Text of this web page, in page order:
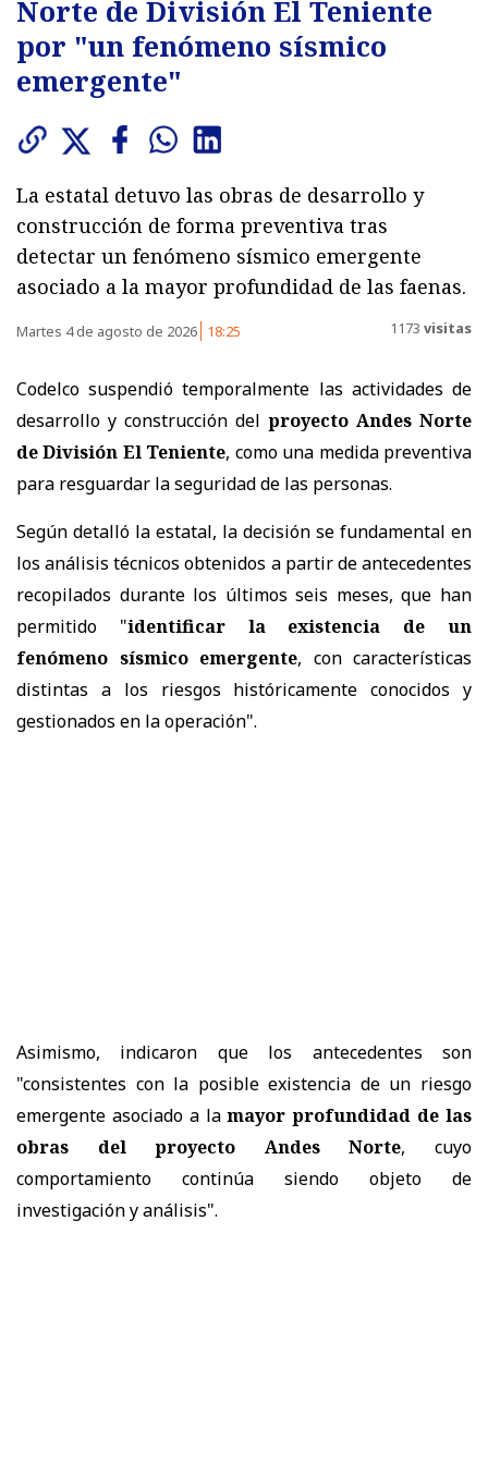
Norte de División El Teniente
por "un fenómeno sísmico
emergente"
La estatal detuvo las obras de desarrollo y
construcción de forma preventiva tras
detectar un fenómeno sísmico emergente
asociado a la mayor profundidad de las faenas.
Martes 4 de agosto de 2026 18:25 1173 visitas
Codelco suspendió temporalmente las actividades de
desarrollo y construcción del proyecto Andes Norte
de División El Teniente, como una medida preventiva
para resguardar la seguridad de las personas.
Según detalló la estatal, la decisión se fundamental en
los análisis técnicos obtenidos a partir de antecedentes
recopilados durante los últimos seis meses, que han
permitido "identificar la existencia de un
fenómeno sísmico emergente, con características
distintas a los riesgos históricamente conocidos y
gestionados en la operación".
Asimismo, indicaron que los antecedentes son
"consistentes con la posible existencia de un riesgo
emergente asociado a lamayor profundidad de las
obras del proyecto Andes Norte, cuyo
comportamiento continúa siendo objeto de
investigación y análisis".